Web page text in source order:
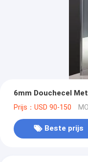
6mm Douchecel
Prijs：USD 90-150
Beste prijs